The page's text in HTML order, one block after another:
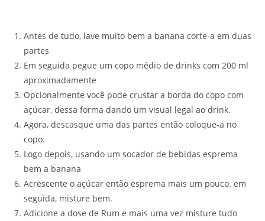
Antes de tudo, lave muito bem a banana corte-a em duas
partes
Em seguida pegue um copo médio de drinks com 200 ml
aproximadamente
Opcionalmente você pode crustar a borda do copo com
açúcar, dessa forma dando um visual legal ao drink.
Agora, descasque uma das partes então coloque-a no
copo.
Logo depois, usando um socador de bebidas esprema
bem a banana
Acrescente o açúcar então esprema mais um pouco. em
seguida, misture bem.
Adicione a dose de Rum e mais uma vez misture tudo